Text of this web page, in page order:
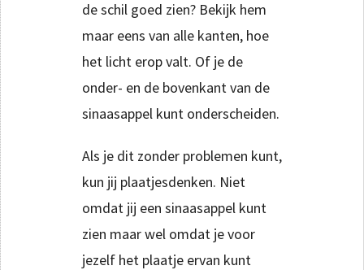
de schil goed zien? Bekijk hem
maar eens van alle kanten, hoe
het licht erop valt. Of je de
onder- en de bovenkant van de
sinaasappel kunt onderscheiden.
Als je dit zonder problemen kunt,
kun jij plaatjesdenken. Niet
omdat jij een sinaasappel kunt
zien maar wel omdat je voor
jezelf het plaatje ervan kunt